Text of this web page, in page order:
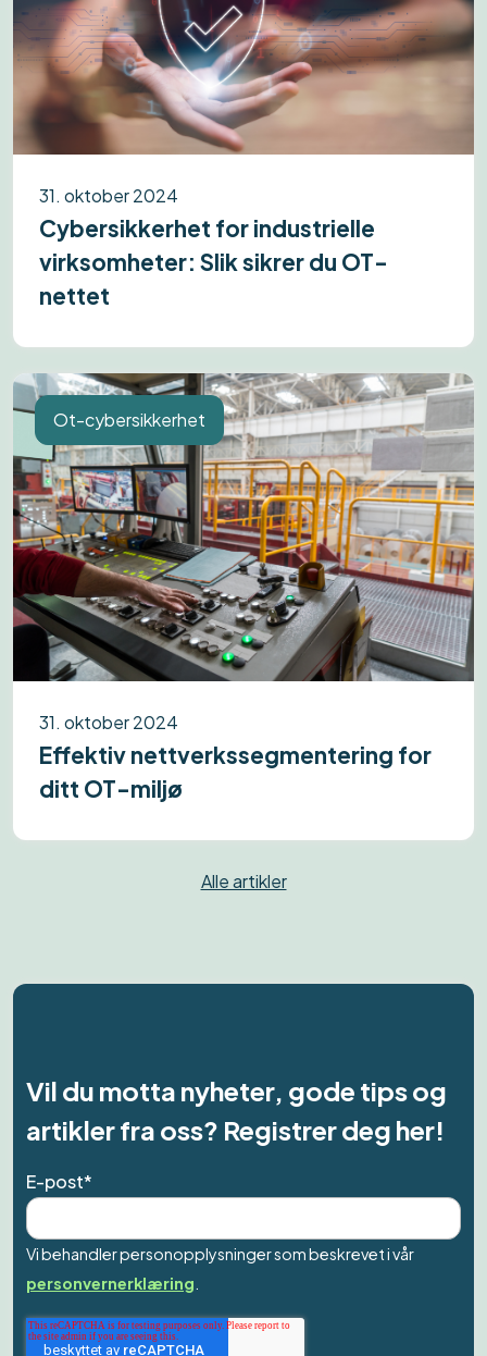
31. oktober 2024
Cybersikkerhet for industrielle
virksomheter: Slik sikrer du OT-
nettet
Ot-cybersikkerhet
31. oktober 2024
Effektiv nettverkssegmentering for
ditt OT-miljø
Alle artikler
Vil du motta nyheter, gode tips og
artikler fra oss? Registrer deg her!
E-post*
Vi behandler personopplysninger som beskrevet i vår
personvernerklæring